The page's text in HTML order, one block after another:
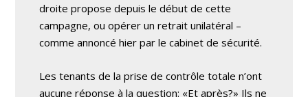
droite propose depuis le début de cette
campagne, ou opérer un retrait unilatéral –
comme annoncé hier par le cabinet de sécurité.
Les tenants de la prise de contrôle totale n’ont
aucune réponse à la question: «Et après?» Ils ne